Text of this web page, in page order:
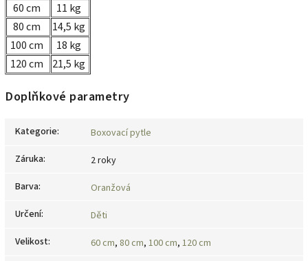
60 cm
11 kg
80 cm
14,5 kg
100 cm
18 kg
120 cm
21,5 kg
Doplňkové parametry
Kategorie:
Boxovací pytle
Záruka:
2 roky
Barva:
Oranžová
Určení:
Děti
Velikost: 60 cm, 80 cm, 100 cm, 120 cm